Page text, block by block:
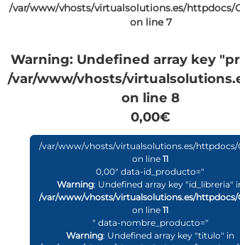
/var/www/vhosts/virtualsolutions.es/httpdocs/
on line7
Warning: Undefined array key
/var/www/vhosts/
on line 8
0,00€
/var/www/vhosts/virtualsolutions.es/httpdocs/
on line11
0,00" data-id_producto="
Warning : Undefined array key "id_libreria"
/var/www/vhosts/virtualsolutions.es/httpdocs/
on line11
" data-nombre_producto="
Warning : Undefined array key "titulo" in